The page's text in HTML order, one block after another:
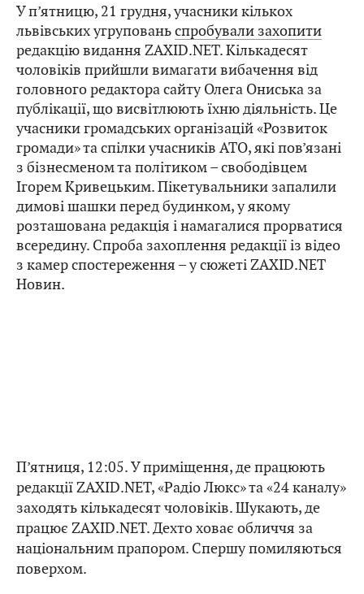
У п’ятницю, 21 грудня, учасники кількох
львівських угрупованьспробували захопити
редакцію видання ZAXID.NET. Кількадесят
чоловіків прийшли вимагати вибачення від
головного редактора сайту Олега Ониська за
публікації, що висвітлюють їхню діяльність. Це
учасники громадських організацій «Розвиток
громади» та спілки учасників АТО, які пов’язані
з бізнесменом та політиком – свободівцем
Ігорем Кривецьким.Пікетувальники запалили
димові шашки перед будинком, у якому
розташована редакція і намагалися прорватися
всередину. Спроба захоплення редакції із відео
з камер спостереження – у сюжеті ZAXID.NET
Новин.
П’ятниця, 12:05. У приміщення, де працюють
редакції ZAXID.NET, «Радіо Люкс» та «24 каналу»
заходять кількадесят чоловіків. Шукають, де
працює ZAXID.NET. Дехто ховає обличчя за
національним прапором. Спершу помиляються
поверхом.